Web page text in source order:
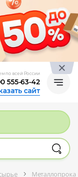
по всей России
555-63-42
сайт